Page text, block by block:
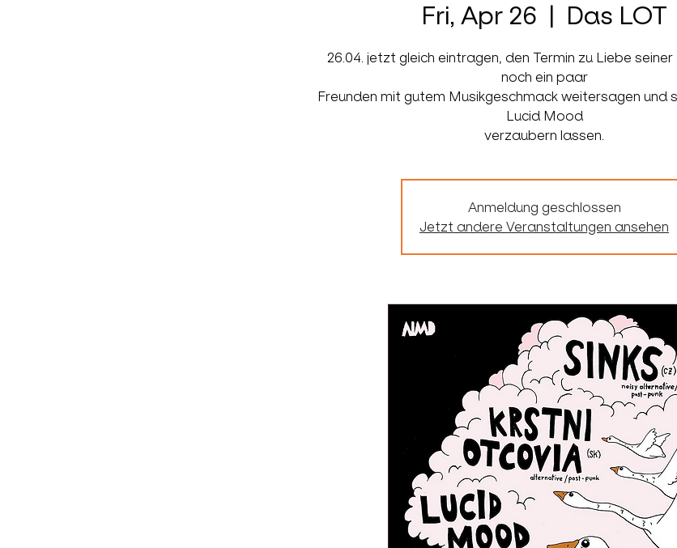
Fri, Apr 26
  |
Das LOT
26.04. jetzt gleich eintragen, den Termin zu Liebe
noch ein paar
Freunden mit gutem Musikgeschmack weitersagen und
Lucid Mood
verzaubern lassen.
Anmeldung geschlossen
Jetzt andere Veranstaltungen ansehen